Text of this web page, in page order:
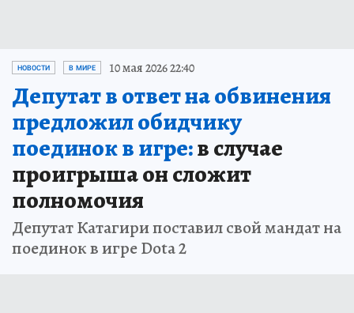
НОВОСТИ В МИРЕ 10 мая 2026 22:40
Депутат в ответ на обвинения
предложил обидчику
поединок в игре:в случае
проигрыша он сложит
полномочия
Депутат Катагири поставил свой мандат на
поединок в игре Dota 2